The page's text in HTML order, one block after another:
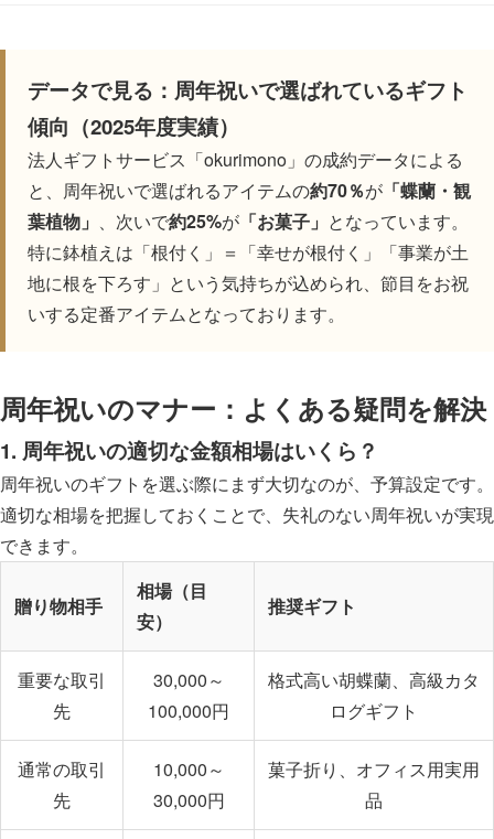
データで見る：周年祝いで選ばれているギフト
傾向（2025年度実績）
法人ギフトサービス「okurimono」の成約データによる
と、周年祝いで選ばれるアイテムの約70％が 「蝶蘭・観
葉植物 」 、次いで約25%が 「お菓子」 となっています。
特に鉢植えは「根付く」＝「幸せが根付く」「事業が土
地に根を下ろす」という気持ちが込められ、節目をお祝
いする定番アイテムとなっております。
周年祝いのマナー：よくある疑問を解決
1. 周年祝いの適切な金額相場はいくら？
周年祝いのギフトを選ぶ際にまず大切なのが、予算設定です。
適切な相場を把握しておくことで、失礼のない周年祝いが実現
できます。
贈り物相手
相場（目
安）
推奨ギフト
重要な取引
先
30,000～
100,000円
格式高い胡蝶蘭、高級カタ
ログギフト
通常の取引
先
10,000～
30,000円
菓子折り、オフィス用実用
品